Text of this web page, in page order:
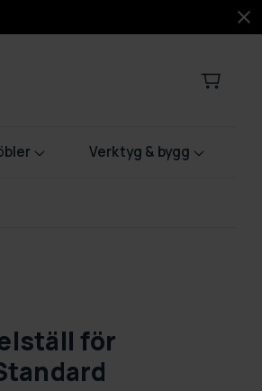
Verktyg & bygg
för